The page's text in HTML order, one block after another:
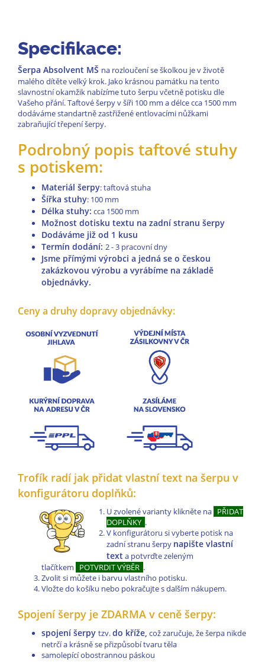
Specifikace:
Šerpa Absolvent MŠ na rozloučení se školkou je v životě
malého dítěte velký krok. Jako krásnou památku na tento
slavnostní okamžik nabízíme tuto šerpu včetně potisku dle
Vašeho přání. Taftové šerpy v šíři 100 mm a délce cca 1500 mm
dodáváme standartně zastřižené entlovacími nůžkami
zabraňující třepení šerpy.
Podrobný popis taftové stuhy
s potiskem:
Materiál šerpy: taftová stuha
Šířka stuhy: 100 mm
Délka stuhy: cca 1500 mm
Možnost dotisku textu na zadní stranu šerpy
Dodáváme již od 1 kusu
Termín dodání: 2 - 3 pracovní dny
Jsme přímými výrobci a jedná se o českou
zakázkovou výrobu a vyrábíme na základě
objednávky.
Ceny a druhy dopravy objednávky:
Trofík radí jak přidat vlastní text na šerpu v
konfigurátoru doplňků:
U zvolené varianty klikněte na PŘIDAT
DOPLŇKY .
V konfigurátoru si vyberte potisk na
zadní stranu šerpy napište vlastní
text a potvrďte zeleným
tlačítkem
POTVRDIT VÝBĚR .
Zvolit si můžete i barvu vlastního potisku.
Vložte do košíku nebo pokračujte s dalším nákupem.
Spojení šerpy je ZDARMA v ceně šerpy:
spojení šerpy tzv.do kříže, což zaručuje, že šerpa nikde
netrčí a krásně se přizpůsobí tvaru těla
samolepící obostrannou páskou